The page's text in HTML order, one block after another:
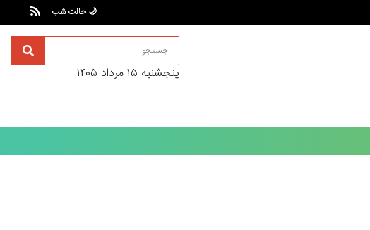
🌙 حالت شب
پنجشنبه ۱۵ مرداد ۱۴۰۵